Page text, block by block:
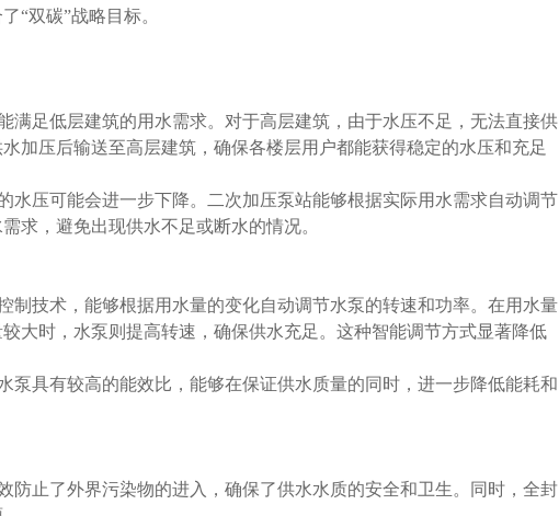
“双碳”战略目标。
满足低层建筑的用水需求。对于高层建筑，由于水压不足，无法直接供
加压后输送至高层建筑，确保各楼层用户都能获得稳定的水压和充足
水压可能会进一步下降。二次加压泵站能够根据实际用水需求自动调节
求，避免出现供水不足或断水的情况。
制技术，能够根据用水量的变化自动调节水泵的转速和功率。在用水量
大时，水泵则提高转速，确保供水充足。这种智能调节方式显著降低
泵具有较高的能效比，能够在保证供水质量的同时，进一步降低能耗和
防止了外界污染物的进入，确保了供水水质的安全和卫生。同时，全封